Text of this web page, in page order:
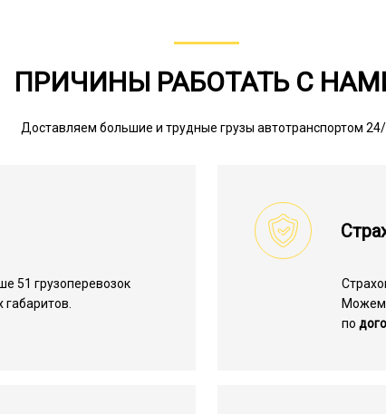
ПРИЧИНЫ РАБОТАТЬ С
Доставляем большие и трудные грузы автотранспортом
51 грузоперевозок
Можем
по